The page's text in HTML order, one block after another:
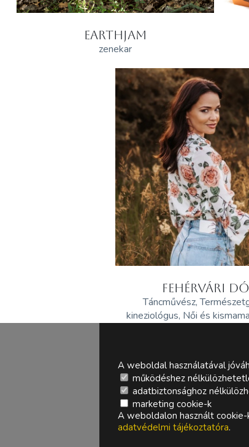
EARTHJAM
zenekar
FEHÉRVÁRI
Táncművész,
kineziológus, Női és
A weboldal használatával
működéshez
adatbiztonsághoz
marketing cookie-k
A weboldalon használt
adatvédelmi tájékoztatóra.